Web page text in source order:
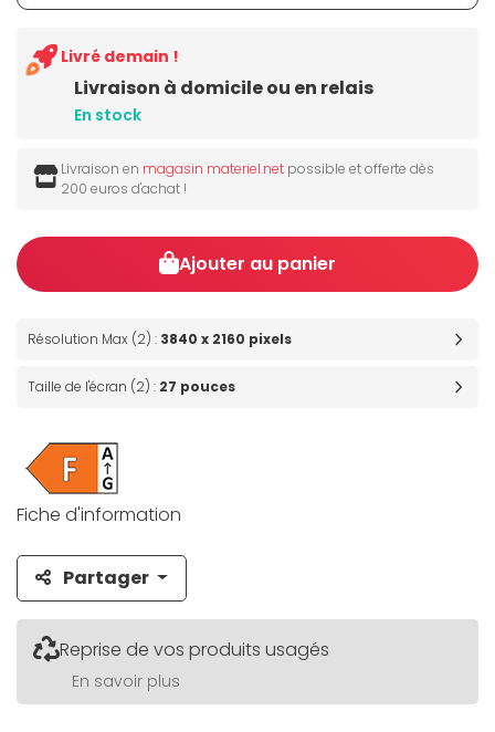
Livraison à domicile ou en relais
En stock
Livré demain !
Livraison en magasin materiel.net possible et offerte dès
200 euros d'achat !
Ajouter au panier
Résolution Max (2) : 3840 x 2160 pixels
Taille de l'écran (2) : 27 pouces
Fiche d'information
Partager
Reprise de vos produits usagés
En savoir plus